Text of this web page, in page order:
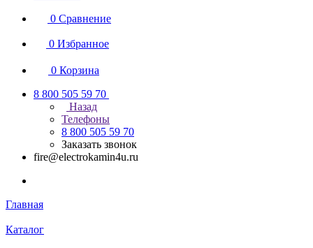
0 Сравнение
0 Избранное
0 Корзина
8 800 505 59 70
Назад
Телефоны
8 800 505 59 70
Заказать звонок
fire@electrokamin4u.ru
Главная
Каталог